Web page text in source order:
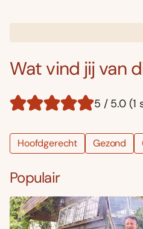
Wat vind jij van
5 / 5.0 (1
Hoofdgerecht Gezond
Populair